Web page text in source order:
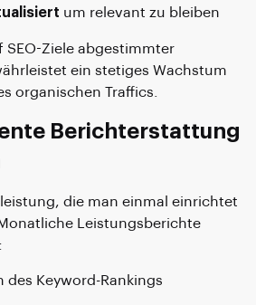
um relevant zu bleiben
SEO-Ziele abgestimmter
ein stetiges Wachstum
organischen Traffics.
Berichterstattung
die man einmal einrichtet
Leistungsberichte
des Keyword-Rankings